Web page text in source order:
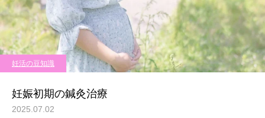
妊活・不妊・不育 男性不
妊活の豆知識
不妊治療で仕事辞めてよか
った。後悔しないための判
断基準と体験談
妊活の豆知識
流産後の妊娠はいつか
妊活再開のタイミング
妊活の豆知識
妊娠初期の鍼灸治療
2025.07.02